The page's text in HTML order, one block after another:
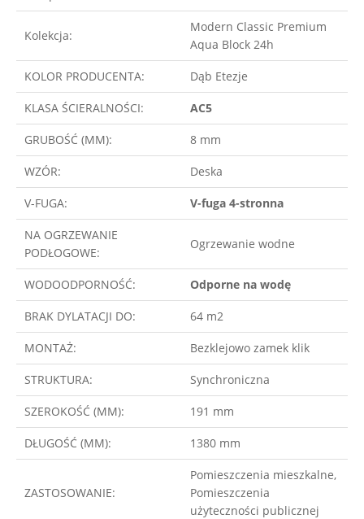
Kolekcja:
Modern Classic Premium
Aqua Block 24h
KOLOR PRODUCENTA: Dąb Etezje
KLASA ŚCIERALNOŚCI: AC5
GRUBOŚĆ (MM): 8 mm
WZÓR: Deska
V-FUGA: V-fuga 4-stronna
NA OGRZEWANIE
PODŁOGOWE:
Ogrzewanie wodne
WODOODPORNOŚĆ: Odporne na wodę
BRAK DYLATACJI DO: 64 m2
MONTAŻ: Bezklejowo zamek klik
STRUKTURA: Synchroniczna
SZEROKOŚĆ (MM): 191 mm
DŁUGOŚĆ (MM): 1380 mm
ZASTOSOWANIE:
Pomieszczenia mieszkalne,
Pomieszczenia
użyteczności publicznej